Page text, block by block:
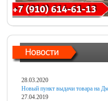
28.03.2020
Новый пункт выдачи товара на
27.04.2019